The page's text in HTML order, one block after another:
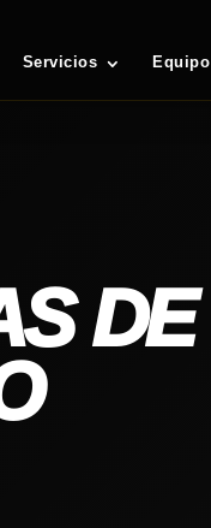
Servicios Equipo
DE